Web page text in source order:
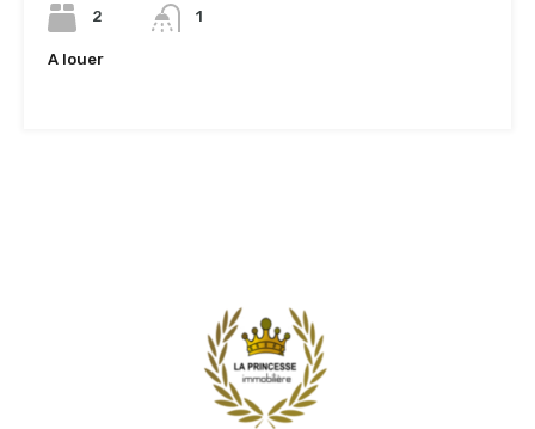
2
1
A louer